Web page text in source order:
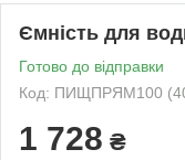
Ємність для
Готово до відправки
Код: ПИЩПРЯМ100
1 728 ₴